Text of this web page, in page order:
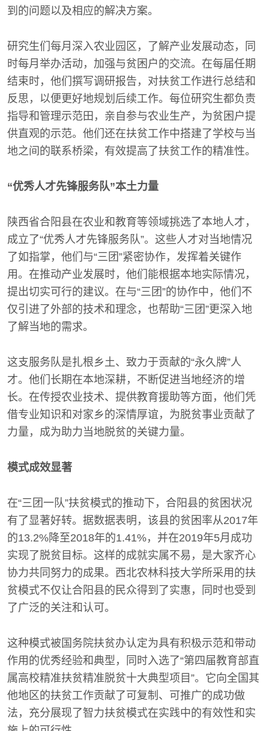
到的问题以及相应的解决方案。
研究生们每月深入农业园区，了解产业发展动态，同
时每月举办活动，加强与贫困户的交流。在每届任期
结束时，他们撰写调研报告，对扶贫工作进行总结和
反思，以便更好地规划后续工作。每位研究生都负责
指导和管理示范田，亲自参与农业生产，为贫困户提
供直观的示范。他们还在扶贫工作中搭建了学校与当
地之间的联系桥梁，有效提高了扶贫工作的精准性。
“优秀人才先锋服务队”本土力量
陕西省合阳县在农业和教育等领域挑选了本地人才，
成立了“优秀人才先锋服务队”。这些人才对当地情况
了如指掌，他们与“三团”紧密协作，发挥着关键作
用。在推动产业发展时，他们能根据本地实际情况，
提出切实可行的建议。在与“三团”的协作中，他们不
仅引进了外部的技术和理念，也帮助“三团”更深入地
了解当地的需求。
这支服务队是扎根乡土、致力于贡献的“永久牌”人
才。他们长期在本地深耕，不断促进当地经济的增
长。在传授农业技术、提供教育援助等方面，他们凭
借专业知识和对家乡的深情厚谊，为脱贫事业贡献了
力量，成为助力当地脱贫的关键力量。
模式成效显著
在“三团一队”扶贫模式的推动下，合阳县的贫困状况
有了显著好转。据数据表明，该县的贫困率从2017年
的13.2%降至2018年的1.41%，并在2019年5月成功
实现了脱贫目标。这样的成就实属不易，是大家齐心
协力共同努力的成果。西北农林科技大学所采用的扶
贫模式不仅让合阳县的民众得到了实惠，同时也受到
了广泛的关注和认可。
这种模式被国务院扶贫办认定为具有积极示范和带动
作用的优秀经验和典型，同时入选了“第四届教育部直
属高校精准扶贫精准脱贫十大典型项目”。它向全国其
他地区的扶贫工作贡献了可复制、可推广的成功做
法，充分展现了智力扶贫模式在实践中的有效性和实